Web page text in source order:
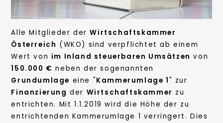
Alle Mitglieder derWirtschaftskammer
Österreich (WKO) sind verpflichtet ab einem
Wert von im Inland steuerbaren Umsätzen von
150.000 € neben der sogenannten
Grundumlage eine "Kammerumlage 1" zur
Finanzierung der Wirtschaftskammer zu
entrichten. Mit 1.1.2019 wird die Höhe der zu
entrichtenden Kammerumlage 1 verringert. Dies